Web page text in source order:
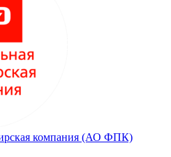
компания (АО ФПК)